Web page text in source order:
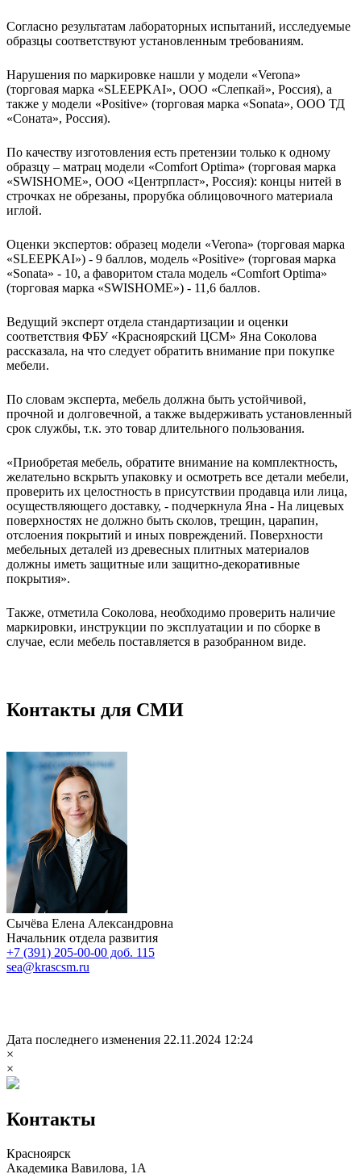
Согласно результатам лабораторных испытаний, исследуемые
образцы соответствуют установленным требованиям.
Нарушения по маркировке нашли у модели «Verona»
(торговая марка «SLEEPKAI», ООО «Слепкай», Россия), а
также у модели «Positive» (торговая марка «Sonata», ООО ТД
«Соната», Россия).
По качеству изготовления есть претензии только к одному
образцу – матрац модели «Comfort Optima» (торговая марка
«SWISHOME», ООО «Центрпласт», Россия): концы нитей в
строчках не обрезаны, прорубка облицовочного материала
иглой.
Оценки экспертов: образец модели «Verona» (торговая марка
«SLEEPKAI») - 9 баллов, модель «Positive» (торговая марка
«Sonata» - 10, а фаворитом стала модель «Comfort Optima»
(торговая марка «SWISHOME») - 11,6 баллов.
Ведущий эксперт отдела стандартизации и оценки
соответствия ФБУ «Красноярский ЦСМ» Яна Соколова
рассказала, на что следует обратить внимание при покупке
мебели.
По словам эксперта, мебель должна быть устойчивой,
прочной и долговечной, а также выдерживать установленный
срок службы, т.к. это товар длительного пользования.
«Приобретая мебель, обратите внимание на комплектность,
желательно вскрыть упаковку и осмотреть все детали мебели,
проверить их целостность в присутствии продавца или лица,
осуществляющего доставку, - подчеркнула Яна - На лицевых
поверхностях не должно быть сколов, трещин, царапин,
отслоения покрытий и иных повреждений. Поверхности
мебельных деталей из древесных плитных материалов
должны иметь защитные или защитно-декоративные
покрытия».
Также, отметила Соколова, необходимо проверить наличие
маркировки, инструкции по эксплуатации и по сборке в
случае, если мебель поставляется в разобранном виде.
Контакты для СМИ
Сычёва Елена Александровна
Начальник отдела развития
+7 (391) 205-00-00 доб. 115
sea@krascsm.ru
Дата последнего изменения 22.11.2024 12:24
×
×
Контакты
Красноярск
Академика Вавилова, 1А